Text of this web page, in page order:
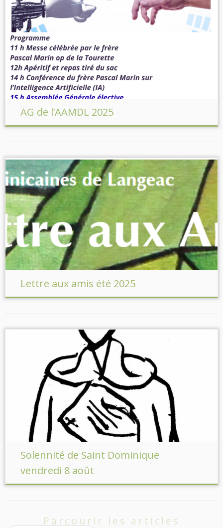
AG de l’AAMDL 2025
Lettre aux amis été 2025
Solennité de Saint Dominique
vendredi 8 août
Parcourir les articles